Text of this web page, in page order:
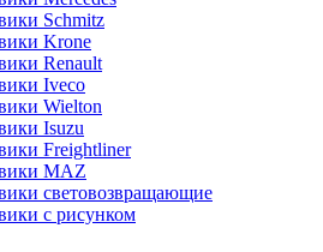
Schmitz
Krone
Renault
Iveco
Wielton
Isuzu
Freightliner
MAZ
световозвращающие
с рисунком